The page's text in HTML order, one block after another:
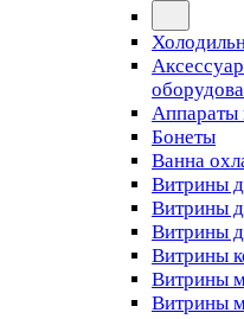
Аппараты
Бонеты
Ванна
Витрины
Витрины
Витрины
Витрины
Витрины
Витрины